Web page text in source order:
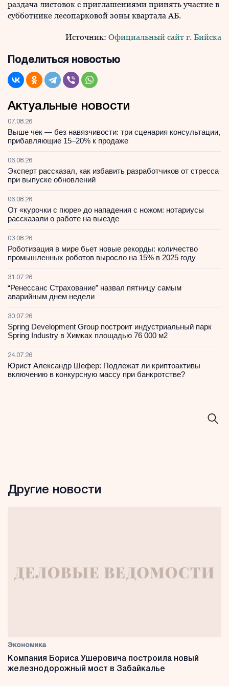
раздача листовок с приглашениями принять участие в
субботнике лесопарковой зоны квартала АБ.
Источник: Официальный сайт г. Бийска
Поделиться новостью
Актуальные новости
07.08.26
Выше чек — без навязчивости: три сценария консультации,
прибавляющие 15–20% к продаже
06.08.26
Эксперт рассказал, как избавить разработчиков от стресса
при выпуске обновлений
06.08.26
От «курочки с пюре» до нападения с ножом: нотариусы
рассказали о работе на выезде
03.08.26
Роботизация в мире бьет новые рекорды: количество
промышленных роботов выросло на 15% в 2025 году
31.07.26
“Ренессанс Страхование” назвал пятницу самым
аварийным днем недели
30.07.26
Spring Development Group построит индустриальный парк
Spring Industry в Химках площадью 76 000 м2
24.07.26
Юрист Александр Шефер: Подлежат ли криптоактивы
включению в конкурсную массу при банкротстве?
Другие новости
Экономика
Компания Бориса Ушеровича построила новый
железнодорожный мост в Забайкалье